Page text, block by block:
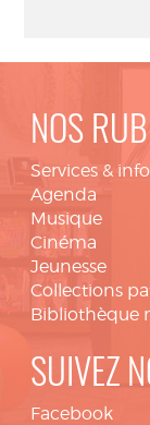
NOS
Services &
Agenda
Musique
Cinéma
Jeunesse
Collections
Bibliothèque
SUIVEZ
Facebook